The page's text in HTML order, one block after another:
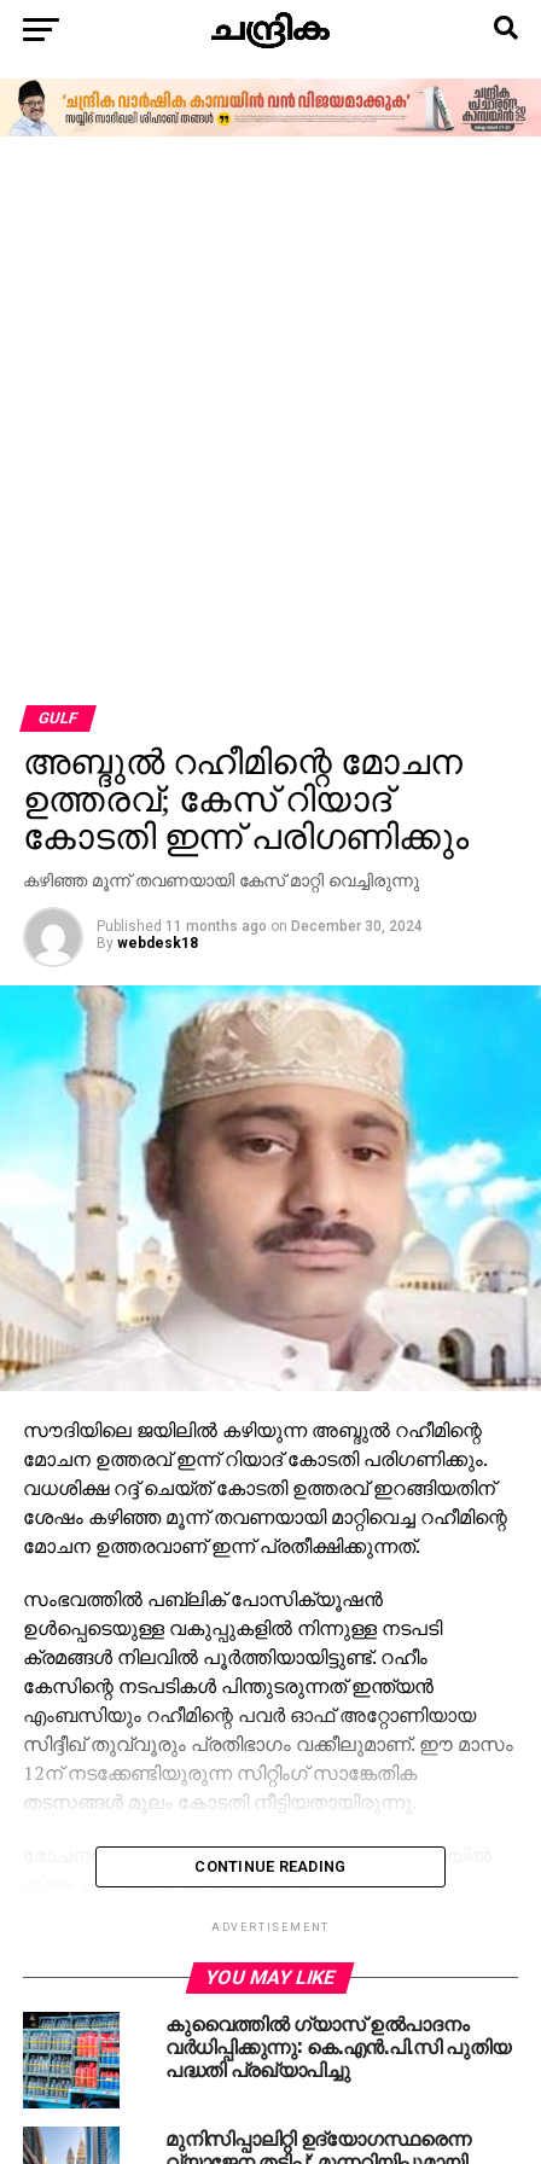
GULF
അബ്ദുല്‍ റഹീമിന്റെ മോചന
ഉത്തരവ്; കേസ് റിയാദ്
കോടതി ഇന്ന് പരിഗണിക്കും
കഴിഞ്ഞ മൂന്ന് തവണയായി കേസ് മാറ്റി വെച്ചിരുന്നു
Published 11 months ago on December 30, 2024
By webdesk18
സൗദിയിലെ ജയിലില്‍ കഴിയുന്ന അബ്ദുല്‍ റഹീമിന്റെ
മോചന ഉത്തരവ് ഇന്ന് റിയാദ് കോടതി പരിഗണിക്കും.
വധശിക്ഷ റദ്ദ് ചെയ്ത് കോടതി ഉത്തരവ് ഇറങ്ങിയതിന്
ശേഷം കഴിഞ്ഞ മൂന്ന് തവണയായി മാറ്റിവെച്ച റഹീമിന്റെ
മോചന ഉത്തരവാണ് ഇന്ന് പ്രതീക്ഷിക്കുന്നത്.
സംഭവത്തില്‍ പബ്ലിക് പോസിക്യൂഷന്‍
ഉള്‍പ്പെടെയുള്ള വകുപ്പുകളില്‍ നിന്നുള്ള നടപടി
ക്രമങ്ങള്‍ നിലവില്‍ പൂര്‍ത്തിയായിട്ടുണ്ട്. റഹീം
കേസിന്റെ നടപടികള്‍ പിന്തുടരുന്നത് ഇന്ത്യന്‍
എംബസിയും റഹീമിന്റെ പവര്‍ ഓഫ് അറ്റോണിയായ
സിദ്ദീഖ് തുവ്വൂരും പ്രതിഭാഗം വക്കീലുമാണ്. ഈ മാസം
12ന് നടക്കേണ്ടിയുരുന്ന സിറ്റിംഗ് സാങ്കേതിക
തടസങ്ങള്‍ മൂലം കോടതി നീട്ടിയതായിരുന്നു.
മോചനത്തിന് മുന്നോടിയായി വധശിക്ഷക്കുള്ള ജയില്‍
ശിക്ഷ കാലാവധി നിലവില്‍ റഹീം
പകര്‍പ്പ് ഗവര്‍ണറേറ്റിലേക്കും ജയിലിലേക്കും നല്‍കും.
റഹീമിന്റെ മടക്ക യാത്രക്കുള്ള രേഖകള്‍ എംബസി
തയ്യാറാക്കിയിട്ടുണ്ട്. 2006 ഡിസംബറിലാണ് സൗദി
ബാലന്റെ കൊലപാതക കേസില്‍ അബ്ദുല്‍ റഹീം
ജയിലിലാകുന്നത്.
RELATED TOPICS: ABDUL RAHIM CASE GULF RIYADH
CONTINUE READING
ADVERTISEMENT
YOU MAY LIKE
കുവൈത്തില്‍ ഗ്യാസ് ഉല്‍പാദനം
വര്‍ധിപ്പിക്കുന്നു: കെ.എന്‍.പി.സി പുതിയ
പദ്ധതി പ്രഖ്യാപിച്ചു
മുനിസിപ്പാലിറ്റി ഉദ്യോഗസ്ഥരെന്ന